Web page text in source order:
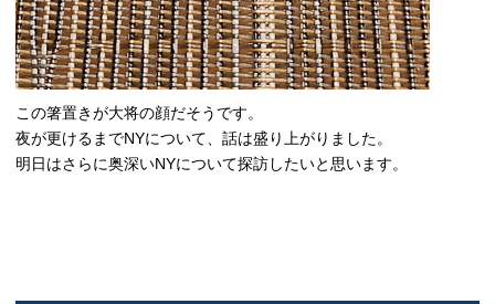
この箸置きが大将の顔だそうです。
夜が更けるまでNYについて、話は盛り上がりました。
明日はさらに奥深いNYについて探訪したいと思います。